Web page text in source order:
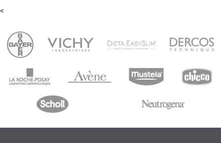
<